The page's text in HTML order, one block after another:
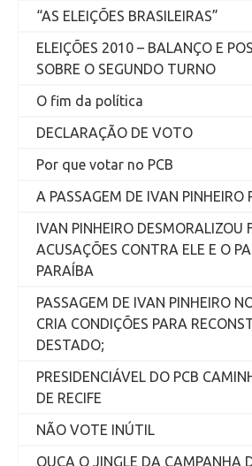
“AS ELEIÇÕES BRASILEIRAS”
ELEIÇÕES 2010 – BALANÇO E
SOBRE O SEGUNDO TURNO
O fim da política
DECLARAÇÃO DE VOTO
Por que votar no PCB
A PASSAGEM DE IVAN PINHEIRO
IVAN PINHEIRO DESMORALIZOU
ACUSAÇÕES CONTRA ELE E O
PARAÍBA
PASSAGEM DE IVAN PINHEIRO
CRIA CONDIÇÕES PARA
DESTADO;
PRESIDENCIÁVEL DO PCB
DE RECIFE
NÃO VOTE INÚTIL
OUÇA O JINGLE DA CAMPANHA